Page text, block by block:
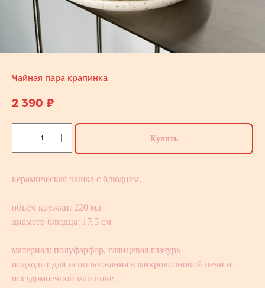
Чайная пара крапинка
2 390 ₽
Купить
керамическая чашка с блюдцем.
объём кружки: 220 мл
диаметр блюдца: 17,5 см
материал: полуфарфор, глянцевая глазурь
подходит для использования в микроволновой печи и
посудомоечной машинке.